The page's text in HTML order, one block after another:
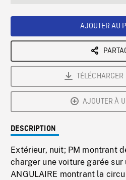
AJOUTER AU
AJOUTER À
DESCRIPTION
Extérieur, nuit; PM montrant
charger une voiture garée sur
ANGULAIRE montrant la